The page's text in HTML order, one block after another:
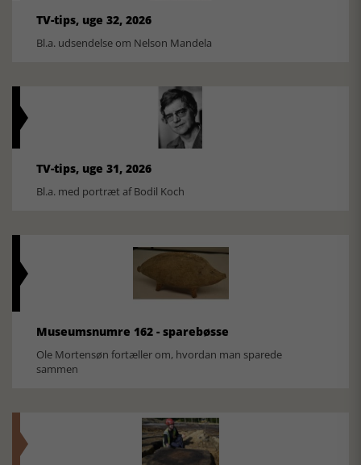
TV-tips, uge 32, 2026
Bl.a. udsendelse om Nelson Mandela
TV-tips, uge 31, 2026
Bl.a. med portræt af Bodil Koch
Museumsnumre 162 - sparebøsse
Ole Mortensøn fortæller om, hvordan man sparede
sammen